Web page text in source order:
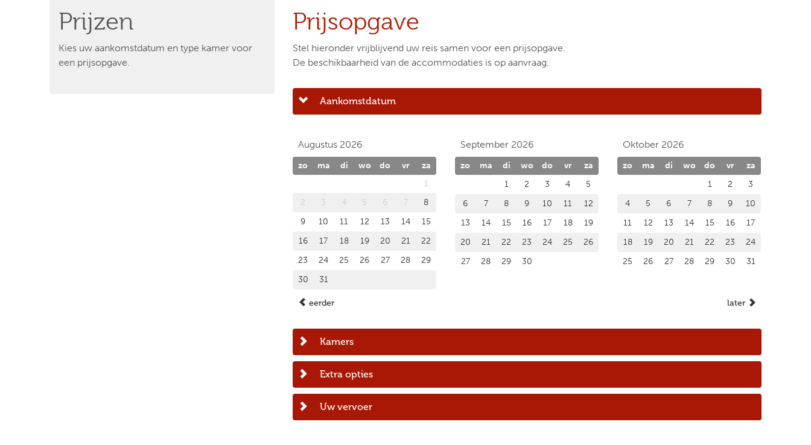
Prijzen
Kies uw aankomstdatum en type kamer voor
een prijsopgave.
Prijsopgave
Stel hieronder vrijblijvend uw reis samen voor een prijsopgave.
De beschikbaarheid van de accommodaties is op aanvraag.
Aankomstdatum
Augustus 2026
zo ma di wo do vr
za
1
2
3 4 5 6 7
8
9
10 11 12 13 14
15
16
17 18 19 20 21
22
23
24 25 26 27 28
29
30
31
September 2026
zo ma di wo do vr
za
1
2 3 4
5
6
7 8 9 10 11
12
13
14 15 16 17 18
19
20
21 22 23 24 25
26
27
28 29 30
Oktober 2026
zo ma di wo do vr
za
1
2
3
4
5 6 7 8 9
10
11
12 13 14 15 16
17
18
19 20 21 22 23
24
25
26 27 28 29 30 31
eerder later
Kamers
Extra opties
Uw vervoer